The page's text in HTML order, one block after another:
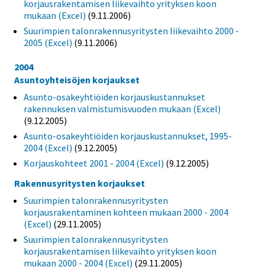
korjausrakentamisen liikevaihto yrityksen koon
mukaan (Excel) (9.11.2006)
Suurimpien talonrakennusyritysten liikevaihto 2000 -
2005 (Excel) (9.11.2006)
2004
Asuntoyhteisöjen korjaukset
Asunto-osakeyhtiöiden korjauskustannukset
rakennuksen valmistumisvuoden mukaan (Excel)
(9.12.2005)
Asunto-osakeyhtiöiden korjauskustannukset, 1995-
2004 (Excel) (9.12.2005)
Korjauskohteet 2001 - 2004 (Excel) (9.12.2005)
Rakennusyritysten korjaukset
Suurimpien talonrakennusyritysten
korjausrakentaminen kohteen mukaan 2000 - 2004
(Excel) (29.11.2005)
Suurimpien talonrakennusyritysten
korjausrakentamisen liikevaihto yrityksen koon
mukaan 2000 - 2004 (Excel) (29.11.2005)